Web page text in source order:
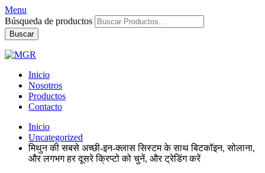
Menu
Búsqueda de productos
Buscar
Inicio
Nosotros
Productos
Contacto
Inicio
Uncategorized
मिथुन की सबसे अच्छी-इन-क्लास सिस्टम के साथ बिटकॉइन, सोलाना,
और लगभग हर दूसरे क्रिप्टो को चुनें, और ट्रेडिंग करें